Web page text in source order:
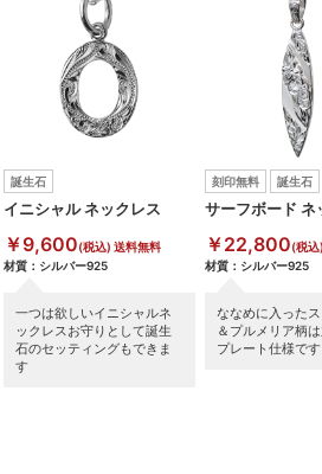
誕生石
イニシャル ネックレス
￥9,600(税込) 送料無料
材質：シルバー925
一つは欲しいイニシャルネ
ックレスお守りとして誕生
石のセッティングもできま
す
刻印無料 誕生石
サーフボード ネ
￥22,800(税
材質：シルバー925
ななめに入った
＆プルメリア柄
プレート仕様です